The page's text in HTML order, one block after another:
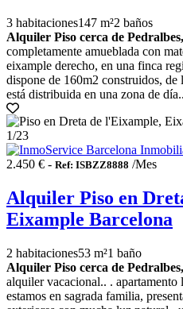
3 habitaciones147 m²2 baños
Alquiler Piso cerca de
completamente amueblada con
eixample derecho, en una finca
dispone de 160m2 construidos,
está distribuida en una zona de
1/23
2.450 € - Ref: ISBZZ8888 /Mes
Alquiler Piso en
Eixample Barcelona
2 habitaciones53 m²1 baño
Alquiler Piso cerca de
alquiler vacacional.. . apartamento
estamos en sagrada familia,